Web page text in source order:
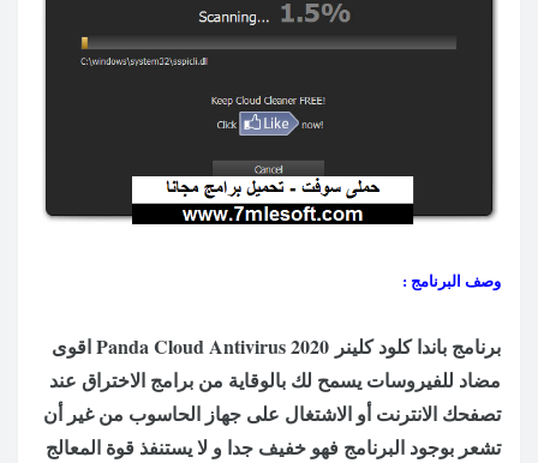
وصف البرنامج :
برنامج باندا كلود كلينر 2020 Panda Cloud Antivirus اقوى
مضاد للفيروسات يسمح لك بالوقاية من برامج الاختراق عند
تصفحك الانترنت أو الاشتغال على جهاز الحاسوب من غير أن
تشعر بوجود البرنامج فهو خفيف جدا و لا يستنفذ قوة المعالج